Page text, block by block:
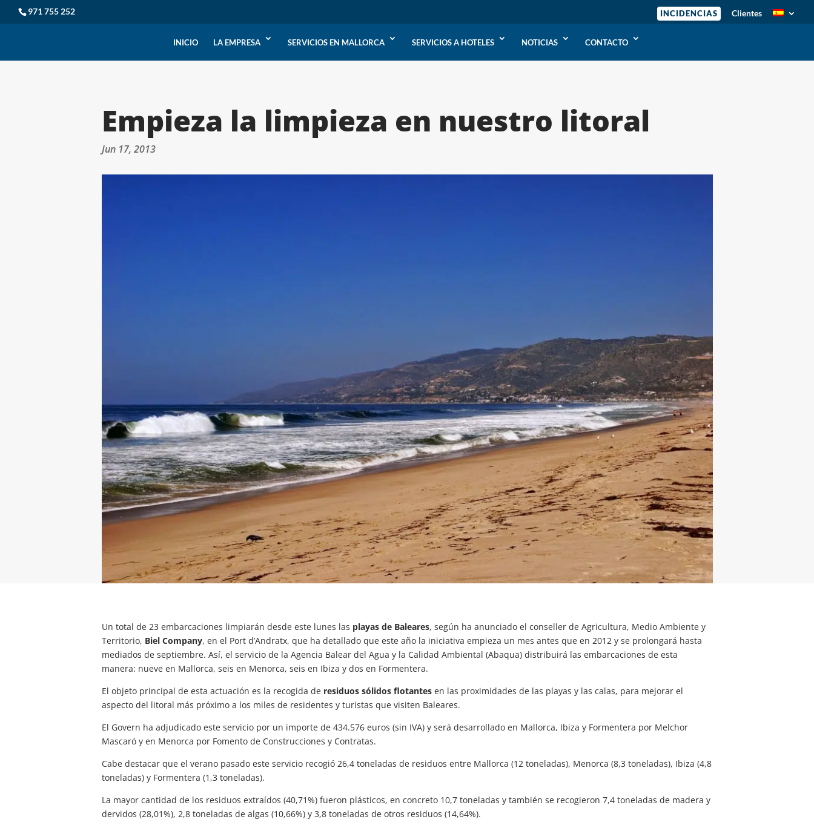
971 755 252 INCIDENCIAS Clientes
INICIO LA EMPRESA SERVICIOS EN MALLORCA SERVICIOS A HOTELES NOTICIAS CONTACTO
Empieza la limpieza en nuestro litoral
Jun 17, 2013
Un total de 23 embarcaciones limpiarán desde este lunes las playas de Baleares, según ha anunciado el conseller de Agricultura, Medio Ambiente y
Territorio, Biel Company, en el Port d’Andratx, que ha detallado que este año la iniciativa empieza un mes antes que en 2012 y se prolongará hasta
mediados de septiembre. Así, el servicio de la Agencia Balear del Agua y la Calidad Ambiental (Abaqua) distribuirá las embarcaciones de esta
manera: nueve en Mallorca, seis en Menorca, seis en Ibiza y dos en Formentera.
El objeto principal de esta actuación es la recogida de residuos sólidos flotantesen las proximidades de las playas y las calas, para mejorar el
aspecto del litoral más próximo a los miles de residentes y turistas que visiten Baleares.
El Govern ha adjudicado este servicio por un importe de 434.576 euros (sin IVA) y será desarrollado en Mallorca, Ibiza y Formentera por Melchor
Mascaró y en Menorca por Fomento de Construcciones y Contratas.
Cabe destacar que el verano pasado este servicio recogió 26,4 toneladas de residuos entre Mallorca (12 toneladas), Menorca (8,3 toneladas), Ibiza (4,8
toneladas) y Formentera (1,3 toneladas).
La mayor cantidad de los residuos extraídos (40,71%) fueron plásticos, en concreto 10,7 toneladas y también se recogieron 7,4 toneladas de madera y
dervidos (28,01%), 2,8 toneladas de algas (10,66%) y 3,8 toneladas de otros residuos (14,64%).